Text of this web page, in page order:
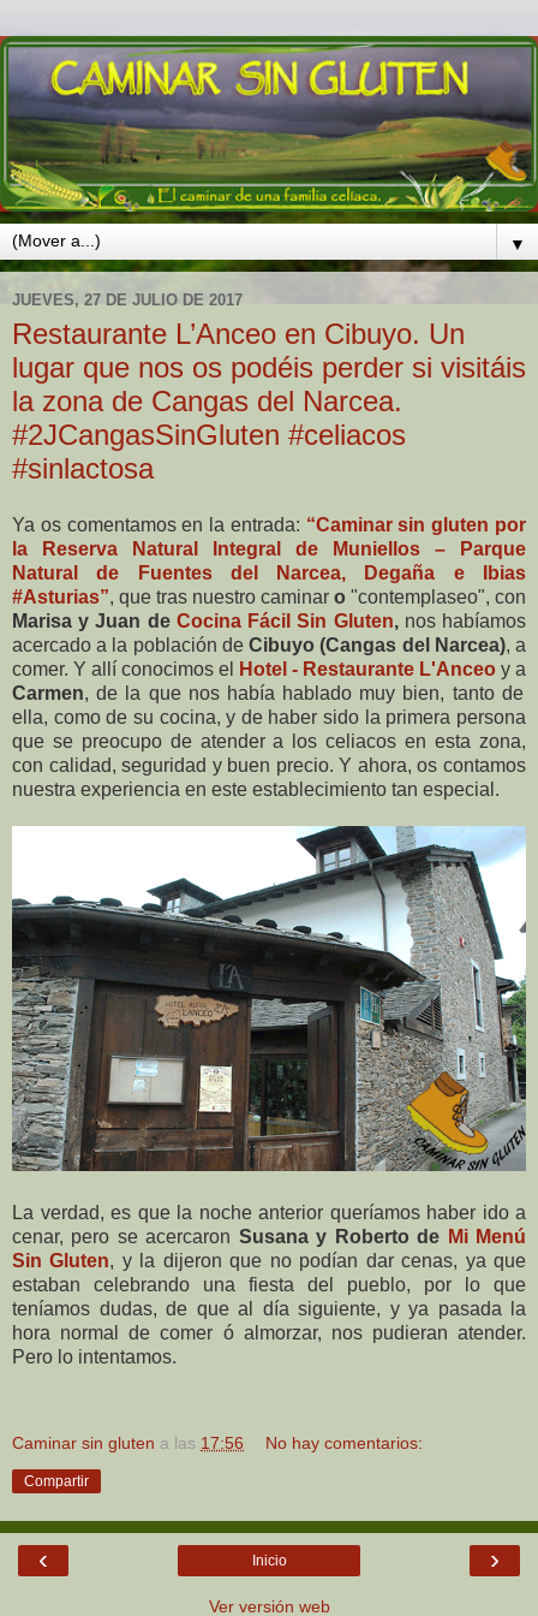
▼
JUEVES, 27 DE JULIO DE 2017
Restaurante L’Anceo en Cibuyo. Un
lugar que nos os podéis perder si visitáis
la zona de Cangas del Narcea.
#2JCangasSinGluten #celiacos
#sinlactosa
Ya os comentamos en la entrada: “Caminar sin gluten por
la Reserva Natural Integral de Muniellos – Parque
Natural de Fuentes del Narcea, Degaña e Ibias
#Asturias”, que tras nuestro caminar o "contemplaseo", con
Marisa y Juan de Cocina Fácil Sin Gluten,nos habíamos
acercado a la población deCibuyo (Cangas del Narcea), a
comer. Y allí conocimos el
Hotel - Restaurante L'Anceo y a
Carmen, de la que nos había hablado muy bien, tanto de
ella, como de su cocina, y de haber sido la primera persona
que se preocupo de atender a los celiacos en esta zona,
con calidad, seguridad y buen precio. Y ahora, os contamos
nuestra experiencia en este establecimiento tan especial.
La verdad, es que la noche anterior queríamos haber ido a
cenar, pero se acercaron Susana y Roberto de Mi Menú
Sin Gluten, y la dijeron que no podían dar cenas, ya que
estaban celebrando una fiesta del pueblo, por lo que
teníamos dudas, de que al día siguiente, y ya pasada la
hora normal de comer ó almorzar, nos pudieran atender.
Pero lo intentamos.
Caminar sin gluten a las 17:56 No hay comentarios:
Compartir
‹ ›
Inicio
Ver versión web